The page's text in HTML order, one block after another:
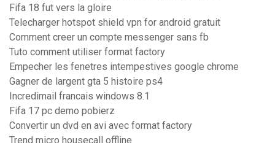
Fifa 18 fut vers la gloire
Telecharger hotspot shield vpn for android gratuit
Comment creer un compte messenger sans fb
Tuto comment utiliser format factory
Empecher les fenetres intempestives google chrome
Gagner de largent gta 5 histoire ps4
Incredimail francais windows 8.1
Fifa 17 pc demo pobierz
Convertir un dvd en avi avec format factory
Trend micro housecall offline